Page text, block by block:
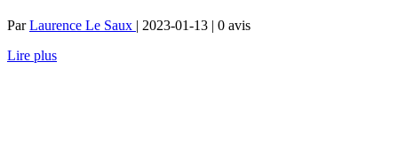
ParLaurence Le Saux | 2023-01-13 | 0 avis
Lire plus